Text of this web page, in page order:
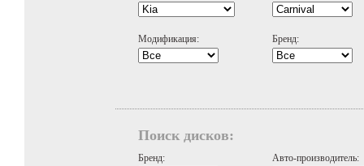
Модификация: Бренд:
Поиск дисков:
Бренд: Авто-производитель: